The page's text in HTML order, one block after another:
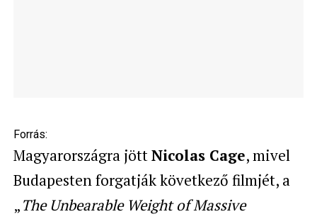
Forrás:
Magyarországra jöttNicolas Cage, mivel
Budapesten forgatják következő filmjét, a
„The Unbearable Weight of Massive